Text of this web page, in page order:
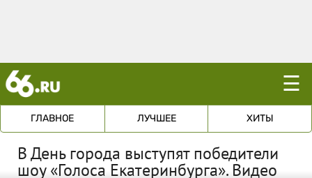
☰
ГЛАВНОЕ ЛУЧШЕЕ ХИТЫ
В День города выступят победители
шоу «Голоса Екатеринбурга». Видео